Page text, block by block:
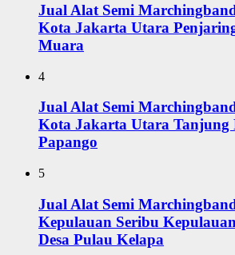
Jual Alat Semi
Kota Jakarta Utara
Muara
4
Jual Alat Semi
Kota Jakarta Utara Tanjung
Papango
5
Jual Alat Semi
Kepulauan Seribu
Desa Pulau Kelapa